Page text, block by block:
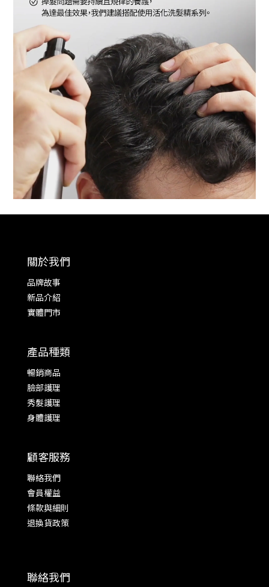
關於我們
品牌故事
新品介紹
實體門市
產品種類
暢銷商品
臉部護理
秀髮護理
身體護理
顧客服務
聯絡我們
會員權益
條款與細則
退換貨政策
聯絡我們